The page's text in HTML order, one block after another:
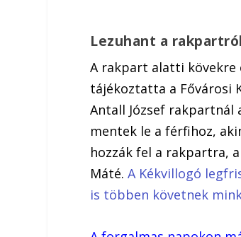
Lezuhant a rakpartról
A rakpart alatti kövekre
tájékoztatta a Fővárosi
Antall József rakpartnál
mentek le a férfihoz,
hozzák fel a rakpartra,
Máté.A Kékvillogó
is többen követnek